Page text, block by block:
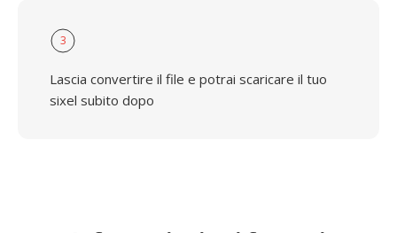
3
Lascia convertire il file e potrai scaricare il tuo
sixel subito dopo